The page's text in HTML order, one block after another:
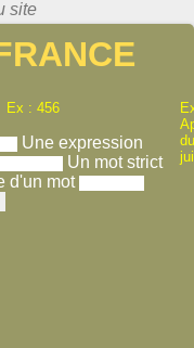
Ex : 456
Une expression
Un mot strict
d'un mot